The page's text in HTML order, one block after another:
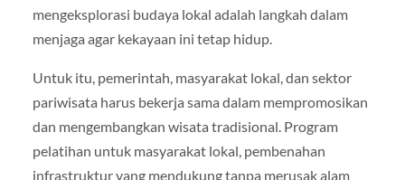
mengeksplorasi budaya lokal adalah langkah dalam
menjaga agar kekayaan ini tetap hidup.
Untuk itu, pemerintah, masyarakat lokal, dan sektor
pariwisata harus bekerja sama dalam mempromosikan
dan mengembangkan wisata tradisional. Program
pelatihan untuk masyarakat lokal, pembenahan
infrastruktur yang mendukung tanpa merusak alam